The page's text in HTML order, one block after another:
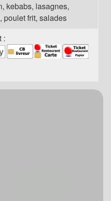
kebabs, lasagnes,
poulet frit, salades
: